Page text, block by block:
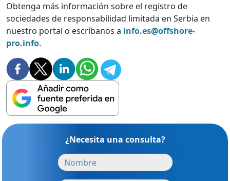
Obtenga más información sobre el registro de
sociedades de responsabilidad limitada en Serbia en
nuestro portal o escríbanos a info.es@offshore-
pro.info.
¿Necesita una consulta?